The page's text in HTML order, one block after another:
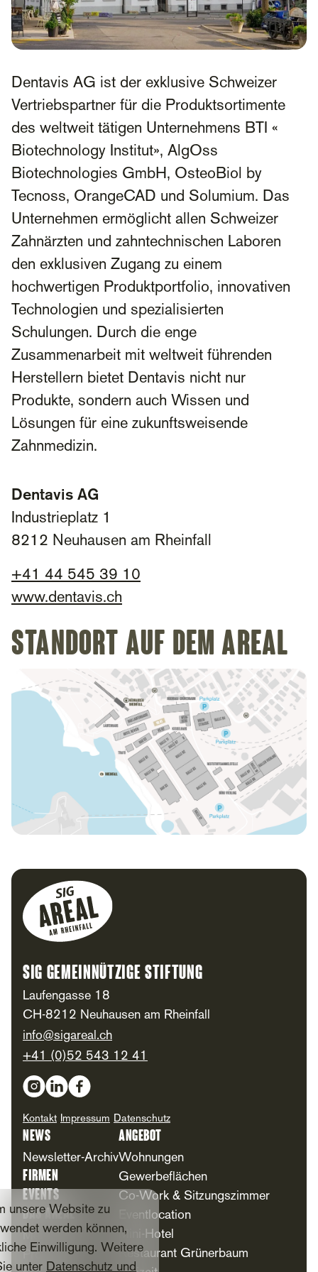
Dentavis AG ist der exklusive Schweizer
Vertriebspartner für die Produktsortimente
des weltweit tätigen Unternehmens BTI «
Biotechnology Institut», AlgOss
Biotechnologies GmbH, OsteoBiol by
Tecnoss, OrangeCAD und Solumium. Das
Unternehmen ermöglicht allen Schweizer
Zahnärzten und zahntechnischen Laboren
den exklusiven Zugang zu einem
hochwertigen Produktportfolio, innovativen
Technologien und spezialisierten
Schulungen. Durch die enge
Zusammenarbeit mit weltweit führenden
Herstellern bietet Dentavis nicht nur
Produkte, sondern auch Wissen und
Lösungen für eine zukunftsweisende
Zahnmedizin.
Dentavis AG
Industrieplatz 1
8212 Neuhausen am Rheinfall
+41 44 545 39 10​
www.dentavis.ch
Standort auf dem Areal
SIG Gemeinnützige Stiftung
Laufengasse 18
CH-8212 Neuhausen am Rheinfall
info@sigareal.ch
+41 (0)52 543 12 41
Social Media
Kontakt Impressum Datenschutz
News
Newsletter-Archiv
Firmen
Events
Das Areal
Meilensteine
Projekte
Angebot
Wohnungen
Gewerbeflächen
Co-Work & Sitzungszimmer
Eventlocation
Mini-Hotel
Restaurant Grünerbaum
unsere Website zu
werden können,
Einwilligung. Weitere
unter Datenschutz und